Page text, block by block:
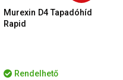
Murexin D4 Tapadóhíd
Rapid
Rendelhető